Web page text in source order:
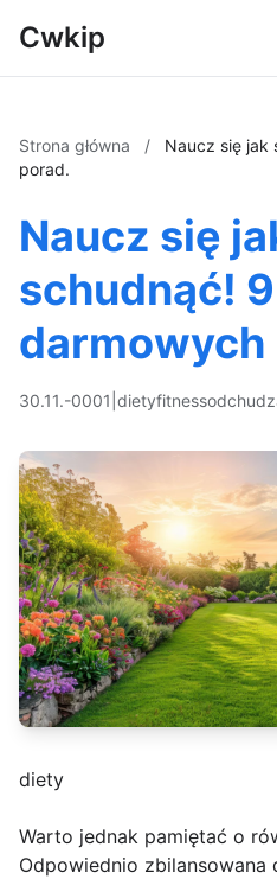
Cwkip
Strona główna /
Naucz się jak
porad.
Naucz się
schudnąć! 9
darmowych
30.11.-0001 dietyfitness
diety
Warto jednak pamiętać o
Odpowiednio zbilansowana